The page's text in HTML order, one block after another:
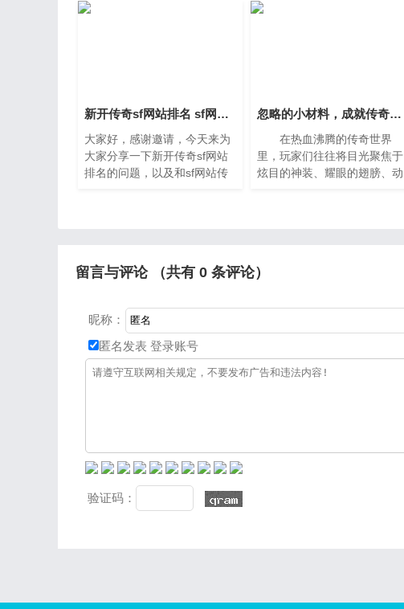
新开传奇sf网站排名 sf网站传奇发布网站
大家好，感谢邀请，今天来为
大家分享一下新开传奇sf网站
排名的问题，以及和sf网站传
忽略的小材料，成就传奇中的隐秘武器
在热血沸腾的传奇世界
里，玩家们往往将目光聚焦于
炫目的神装、耀眼的翅膀、动
留言与评论 （共有 0 条评论）
昵称：
匿名发表 登录账号
验证码：